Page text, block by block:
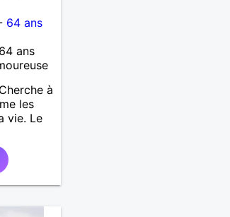
64 ans
ans
à
les
vie. Le